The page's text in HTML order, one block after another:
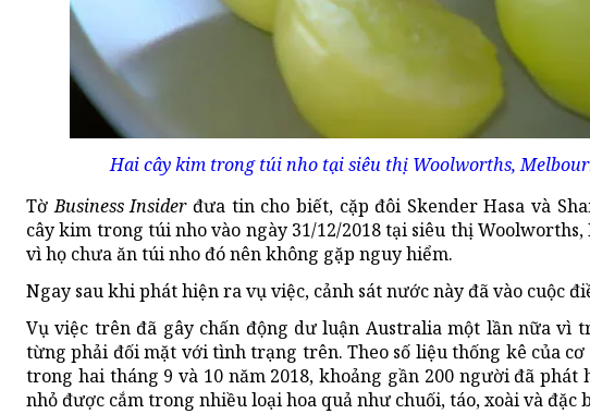
Hai cây kim trong túi nho tại siêu thị Woolworths,
TờBusiness Insider đưa tin cho biết, cặp đôi Skender Hasa và
cây kim trong túi nho vào ngày 31/12/2018 tại siêu thị
vì họ chưa ăn túi nho đó nên không gặp nguy hiểm.
Ngay sau khi phát hiện ra vụ việc, cảnh sát nước này đã vào cuộc
Vụ việc trên đã gây chấn động dư luận Australia một lần nữa vì
từng phải đối mặt với tình trạng trên. Theo số liệu thống kê của
trong hai tháng 9 và 10 năm 2018, khoảng gần 200 người đã
nhỏ được cắm trong nhiều loại hoa quả như chuối, táo, xoài và đặc